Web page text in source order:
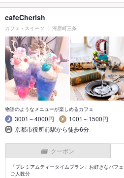
cafeCherish
カフェ・スイーツ 河原町三条
物語のようなメニューが楽しめるカフェ
3001～4000円
1001～1500円
京都市役所前駅から徒歩6分
クーポン
「プレミアムティータイムプラン」お好きなパ
ご人数分